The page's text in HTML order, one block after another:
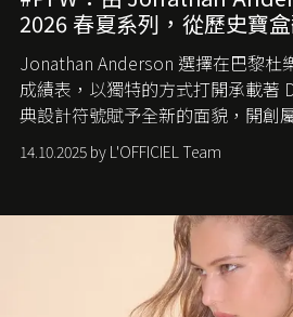
2026 春夏系列，從歷史寶
Jonathan Anderson 選擇在巴黎杜
成績表，以獨特的方式打開承載著
典設計符號賦予全新的面貌，開創
Anderson 的 Dior 時代。
14.10.2025 by L'OFFICIEL Team